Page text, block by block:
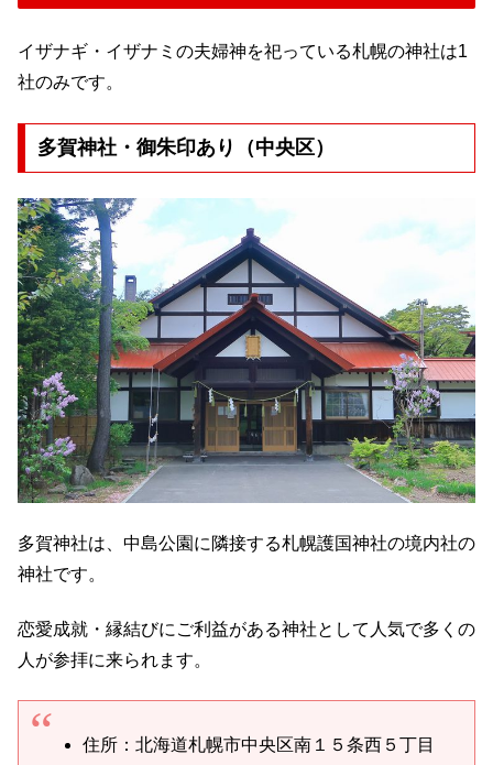
イザナギ・イザナミの夫婦神を祀っている札幌の神社は1
社のみです。
多賀神社・御朱印あり（中央区）
多賀神社は、中島公園に隣接する札幌護国神社の境内社の
神社です。
恋愛成就・縁結びにご利益がある神社として人気で多くの
人が参拝に来られます。
住所：北海道札幌市中央区南１５条西５丁目